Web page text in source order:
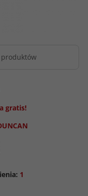
produktów
gratis!
1